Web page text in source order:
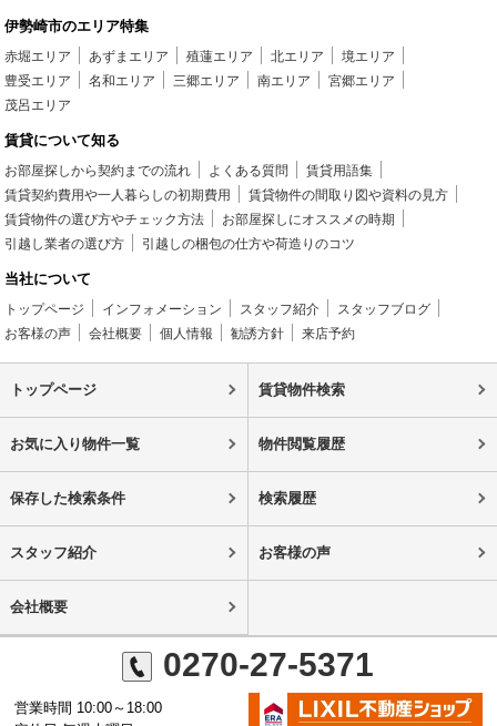
伊勢崎市のエリア特集
赤堀エリア あずまエリア 殖蓮エリア 北エリア
境エリア
豊受エリア
名和エリア 三郷エリア 南エリア
宮郷エリア
茂呂エリア
賃貸について知る
お部屋探しから契約までの流れ よくある質問
賃貸用語集
賃貸契約費用や一人暮らしの初期費用
賃貸物件の間取り図や資料の見方
賃貸物件の選び方やチェック方法
お部屋探しにオススメの時期
引越し業者の選び方
引越しの梱包の仕方や荷造りのコツ
当社について
トップページ インフォメーション スタッフ紹介
スタッフブログ
お客様の声
会社概要 個人情報 勧誘方針 来店予約
トップページ 賃貸物件検索
お気に入り物件一覧 物件閲覧履歴
保存した検索条件 検索履歴
スタッフ紹介 お客様の声
会社概要
0270-27-5371
営業時間 10:00～18:00